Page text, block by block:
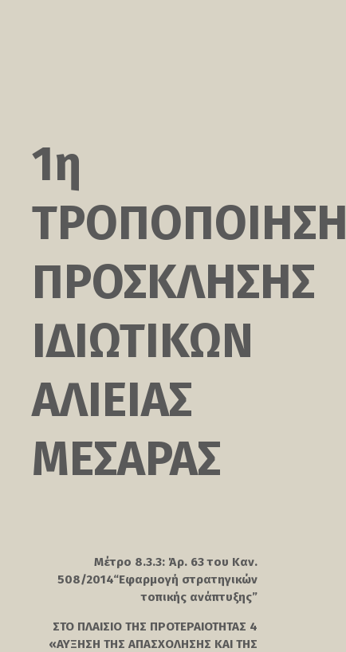
1η
ΤΡΟΠΟΠΟΙΗΣΗ
ΠΡΟΣΚΛΗΣΗΣ
ΙΔΙΩΤΙΚΩΝ
ΑΛΙΕΙΑΣ
ΜΕΣΑΡΑΣ
Μέτρο 8.3.3: Άρ. 63 του Καν.
508/2014“Εφαρμογή στρατηγικών
τοπικής ανάπτυξης”
ΣΤΟ ΠΛΑΙΣΙΟ ΤΗΣ ΠΡΟΤΕΡΑΙΟΤΗΤΑΣ 4
«ΑΥΞΗΣΗ ΤΗΣ ΑΠΑΣΧΟΛΗΣΗΣ ΚΑΙ ΤΗΣ